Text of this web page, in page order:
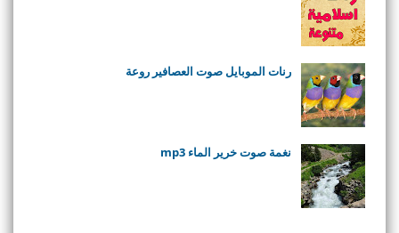
رنات الموبايل صوت العصافير روعة
نغمة صوت خرير الماء mp3